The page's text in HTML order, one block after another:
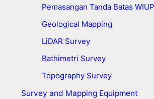
Pemasangan Tanda Batas WIUP
Geological Mapping
LiDAR Survey
Bathimetri Survey
Topography Survey
Survey and Mapping Equipment